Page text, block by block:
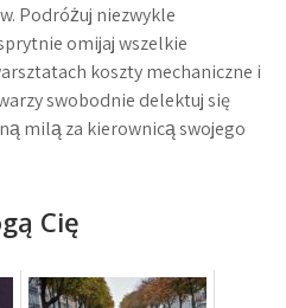
Podróżuj niezwykle
omijaj wszelkie
koszty mechaniczne i
swobodnie delektuj się
milą za kierownicą swojego
Cię